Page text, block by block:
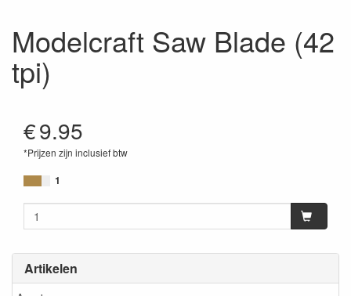
Artikelen
Modelcraft Saw Blade (42
tpi)
€9.95
*Prijzen zijn inclusief btw
1